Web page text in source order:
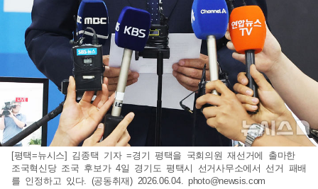
[평택=뉴시스] 김종택 기자 =경기 평택을 국회의원 재선거에 출마한
조국혁신당 조국 후보가 4일 경기도 평택시 선거사무소에서 선거 패배
를 인정하고 있다. (공동취재) 2026.06.04. photo@newsis.com